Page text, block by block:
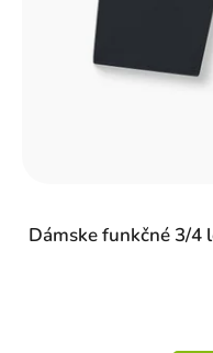
Dámske funkčné 3/